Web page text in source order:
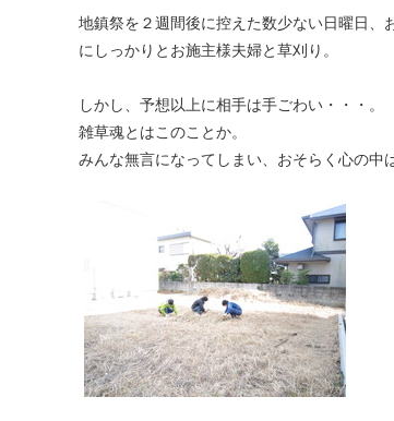
地鎮祭を２週間後に控えた数少ない日曜日、
にしっかりとお施主様夫婦と草刈り。
しかし、予想以上に相手は手ごわい・・・。
雑草魂とはこのことか。
みんな無言になってしまい、おそらく心の中